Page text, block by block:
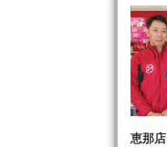
恵那店